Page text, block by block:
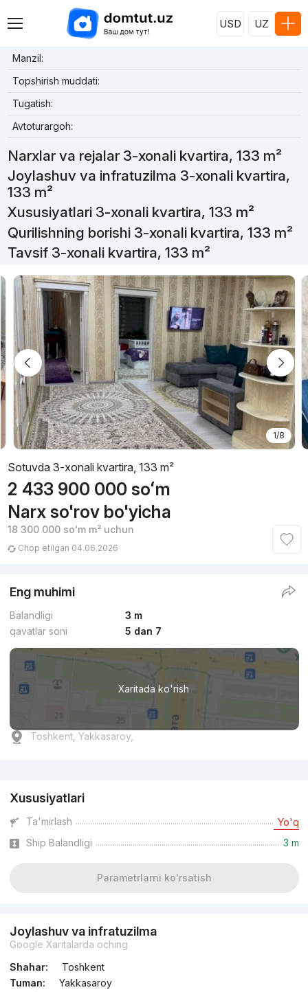
USD UZ
Manzil:
Topshirish muddati:
Tugatish:
Avtoturargoh:
Narxlar va rejalar 3-xonali kvartira, 133 m²
Joylashuv va infratuzilma 3-xonali kvartira,
133 m²
Xususiyatlari 3-xonali kvartira, 133 m²
Qurilishning borishi 3-xonali kvartira, 133 m²
Tavsif 3-xonali kvartira, 133 m²
1/8
Sotuvda 3-xonali kvartira, 133 m²
2 433 900 000 soʻm
Narx so'rov bo'yicha
18 300 000 soʻmm² uchun
Chop etilgan 04.06.2026
Eng muhimi
Balandligi
3 m
qavatlar soni
5 dan 7
Xaritada ko'rish
Toshkent, Yakkasaroy,
Xususiyatlari
Ta'mirlash Yo'q
Ship Balandligi 3 m
Parametrlarni ko'rsatish
Joylashuv va infratuzilma
Google Xaritalarda oching
Shahar:
Toshkent
Tuman:
Yakkasaroy